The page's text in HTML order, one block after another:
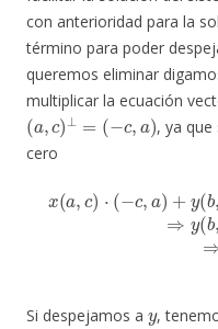
con anterioridad para la
término para poder
queremos eliminar
multiplicar la ecuación
(a,c)⊥=(−c a)
, ya
cero
a,c) − a +y b, d ⋅(−c
e f)⋅ − c,a)
Si despejamos a ,